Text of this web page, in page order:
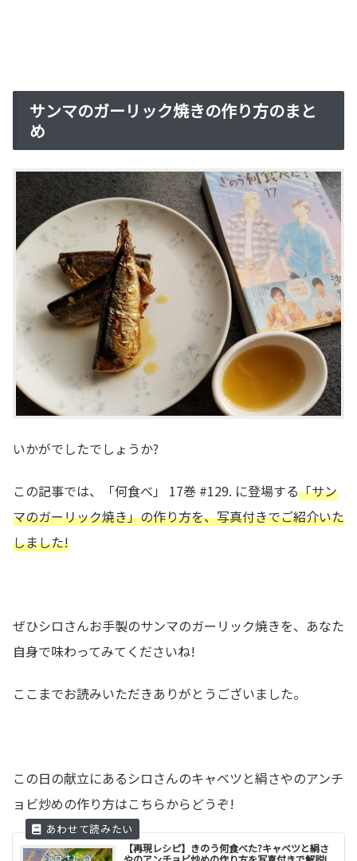
サンマのガーリック焼きの作り方のまと
め
いかがでしたでしょうか?
この記事では、「何食べ」 17巻 #129. に登場する「サン
マのガーリック焼き」の作り方を、写真付きでご紹介いた
しました!
ぜひシロさんお手製のサンマのガーリック焼きを、あなた
自身で味わってみてくださいね!
ここまでお読みいただきありがとうございました。
この日の献立にあるシロさんのキャベツと絹さやのアンチ
ョビ炒めの作り方はこちらからどうぞ!
【再現レシピ】きのう何食べた?キャベツと絹さ